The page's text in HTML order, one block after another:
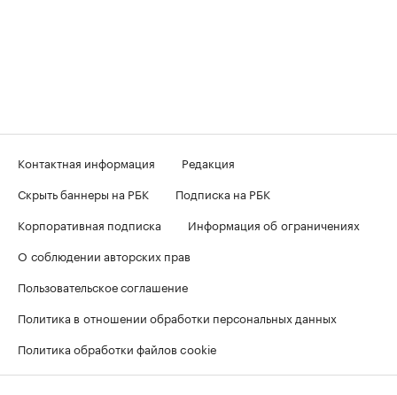
Контактная информация
Редакция
Скрыть баннеры на РБК
Подписка на РБК
Корпоративная подписка
Информация об ограничениях
О соблюдении авторских прав
Пользовательское соглашение
Политика в отношении обработки персональных данных
Политика обработки файлов cookie